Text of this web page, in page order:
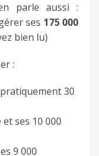
parle aussi :
ses 175 000
bien lu)
:
30
ses 10 000
9 000